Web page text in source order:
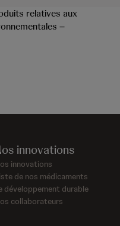
relatives aux
–
innovations
innovations
de nos médicaments
développement durable
collaborateurs